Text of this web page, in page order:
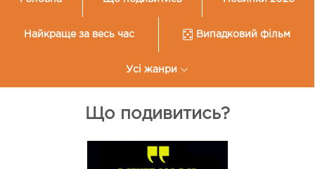
Найкраще за весь час Випадковий фільм
Усі жанри
Що подивитись?